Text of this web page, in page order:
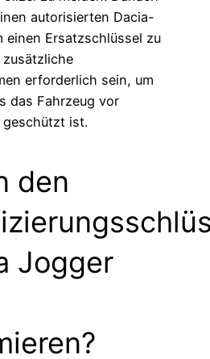
autorisierten Dacia-
einen Ersatzschlüssel zu
erforderlich sein, um
das Fahrzeug vor
ist.
den
Jogger